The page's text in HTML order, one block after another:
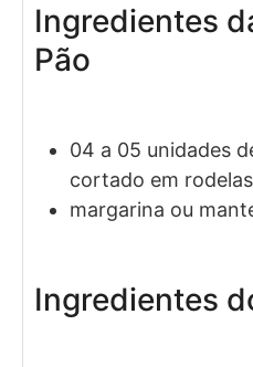
Ingredientes
Pão
04 a 05 unidades
cortado em rodelas
margarina ou
Ingredientes